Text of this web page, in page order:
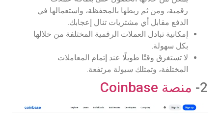
رقمية، ومن ثم ربطها بالمحفظة، واستعمالها في
الدفع مقابل أي مشتريات تنال إعجابك.
إمكانية تبادل العملات الرقمية المختلفة من خلالها
بكل سهولة.
لا تستغرق وقتًا طويلًا عند إتمام المعاملات
المختلفة، وتمتلك سيولة مرتفعة.
2- منصة Coinbase